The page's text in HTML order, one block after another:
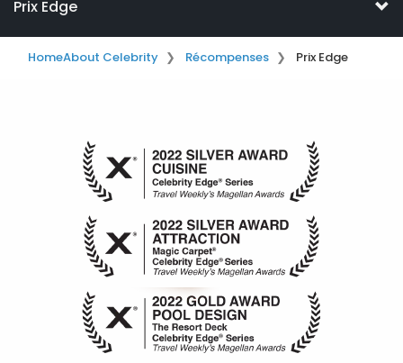
Prix Edge
HomeAbout Celebrity Récompenses Prix Edge